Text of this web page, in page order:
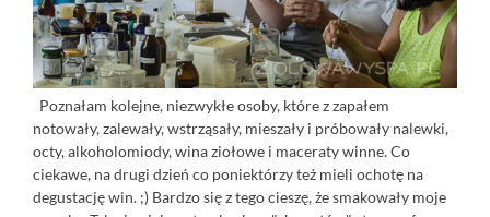
Poznałam kolejne, niezwykłe osoby, które z zapałem
notowały, zalewały, wstrząsały, mieszały i próbowały nalewki,
octy, alkoholomiody, wina ziołowe i maceraty winne. Co
ciekawe, na drugi dzień co poniektórzy też mieli ochotę na
degustację win. ;) Bardzo się z tego cieszę, że smakowały moje